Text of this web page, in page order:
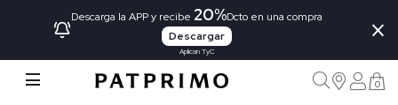
Descarga la APP y recibe 20%Dcto en una compra
Descargar
Aplican TyC
×
0